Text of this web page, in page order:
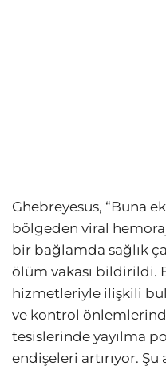
Ghebreyesus, “Buna
bölgeden viral
bir bağlamda sağlık
ölüm vakası bildirildi.
hizmetleriyle ilişkili
ve kontrol
tesislerinde yayılma
endişeleri artırıyor. Şu